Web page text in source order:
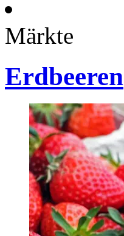
Märkte
Erdbeeren